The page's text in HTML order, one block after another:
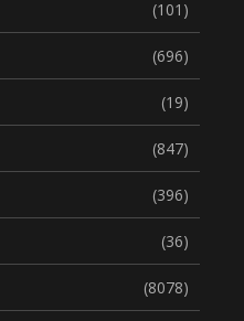
(101)
(696)
(19)
(847)
(396)
(36)
(8078)